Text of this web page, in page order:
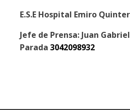
E.S.E Hospital Emiro
Jefe de Prensa: Juan
Parada 3042098932